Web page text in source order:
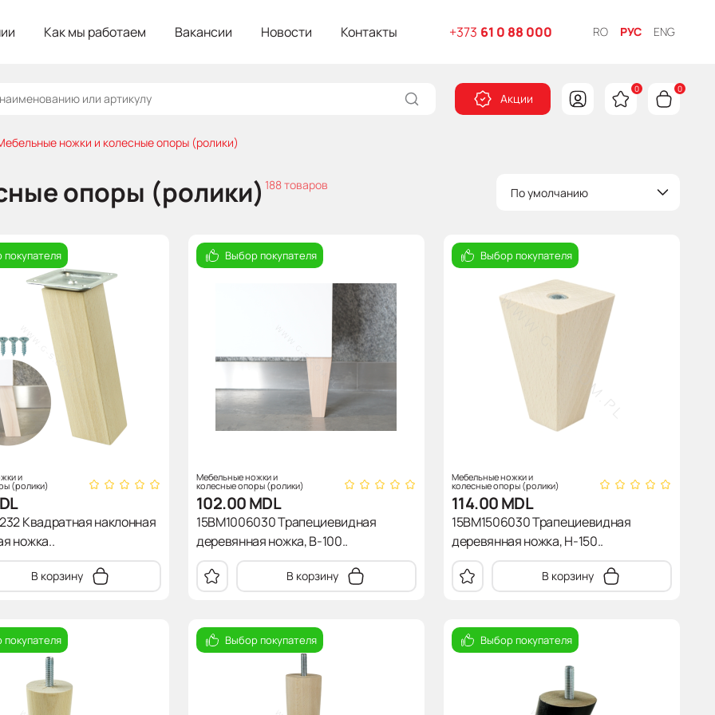
Как мы работаем Вакансии Новости Контакты +373 61 0 88 000 RO РУС ENG
Акции
0 0
ножки и колесные опоры (ролики)
опоры (ролики) 188 товаров По умолчанию
и
(ролики)
Квадратная наклонная
ножка..
В корзину
Выбор покупателя
Мебельные ножки и
колесные опоры (ролики)
102.00MDL
15BM1006030 Трапециевидная
деревянная ножка, В-100..
В корзину
Выбор покупателя
Мебельные ножки и
колесные опоры (ролики)
114.00MDL
15BM1506030 Трапециевидная
деревянная ножка, H-150..
В корзину
Выбор покупателя Выбор покупателя